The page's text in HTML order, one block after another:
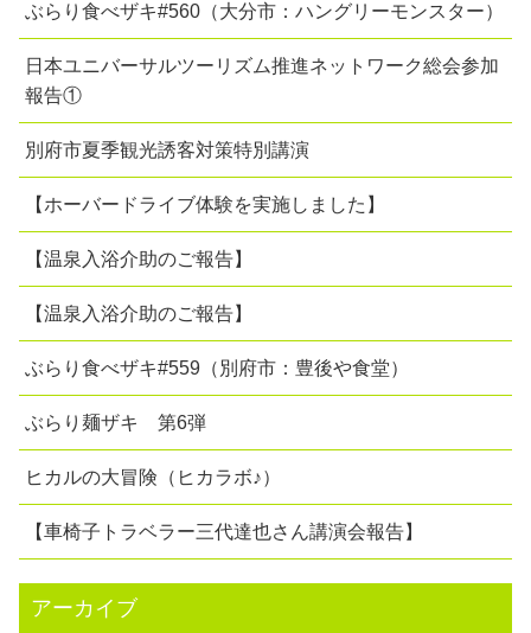
ぶらり食べザキ#560（大分市：ハングリーモンスター）
日本ユニバーサルツーリズム推進ネットワーク総会参加
報告①
別府市夏季観光誘客対策特別講演
【ホーバードライブ体験を実施しました】
【温泉入浴介助のご報告】
【温泉入浴介助のご報告】
ぶらり食べザキ#559（別府市：豊後や食堂）
ぶらり麺ザキ 第6弾
ヒカルの大冒険（ヒカラボ♪）
【車椅子トラベラー三代達也さん講演会報告】
アーカイブ